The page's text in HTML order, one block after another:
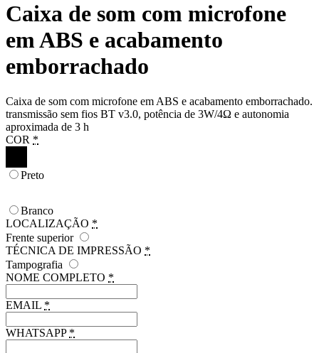
Caixa de som com microfone
em ABS e acabamento
emborrachado
Caixa de som com microfone em ABS e acabamento emborrachado.
transmissão sem fios BT v3.0, potência de 3W/4Ω e autonomia
aproximada de 3 h
COR *
Preto
Branco
LOCALIZAÇÃO *
Frente superior
TÉCNICA DE IMPRESSÃO *
Tampografia
NOME COMPLETO *
EMAIL *
WHATSAPP *